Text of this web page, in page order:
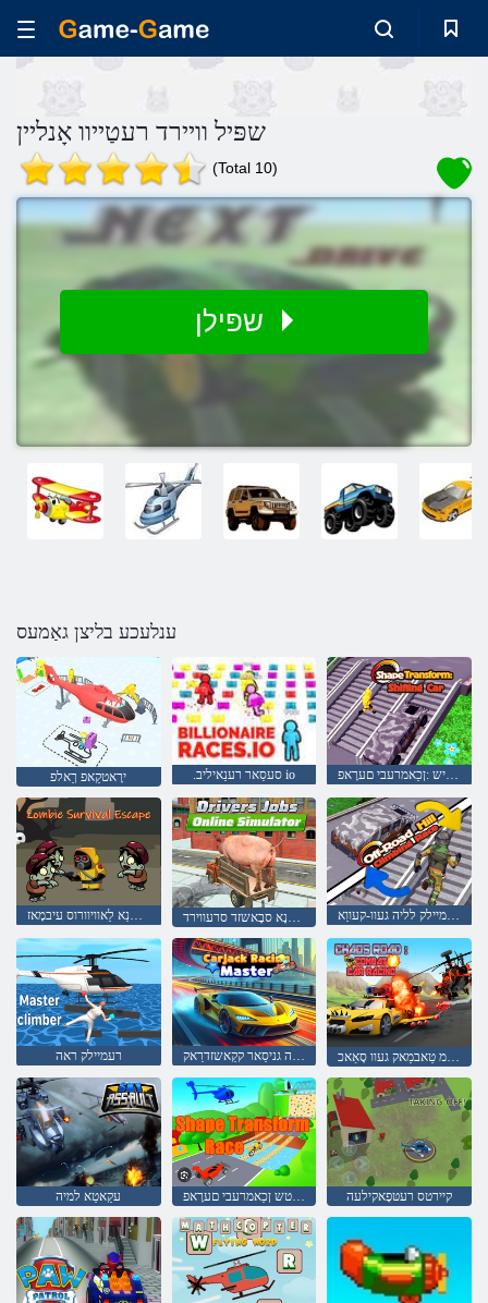
שפּיל וויירד רעטַייוו אָנליין
(Total 10)
ענלעכע בליצן גאַמעס
ירָאטקַאפ ךַאלפ .סעסַאר רענַאיליב io ןישַאמ טפיש :ןכַאמרעבי םערָאפ
ןפיולטנַא לַאוויוורוס עיבמָאז עסַאר גנימיילק לליה געוו-קעווַא
רעמיילק ראה ראה גניסַאר קקַאשזדרַאק גניסַאר ןישַאמ טַאבמַאק געוו סָאַאכ
עקַאטַא למיה םַאטש ןכַאמרעבי םערָאפ קיירטס רעטּפָאקילעה